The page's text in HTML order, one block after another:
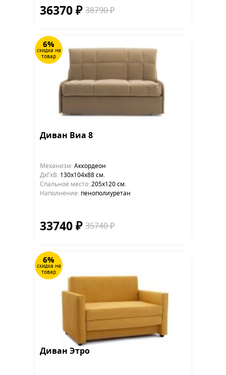
36370 ₽ 38790 ₽
6%
скидка на
товар
Диван Виа 8
Механизм: Аккордеон
ДхГхВ: 130х104x88 см.
Cпальное место: 205х120 см.
Наполнение: пенополиуретан
33740 ₽ 35740 ₽
6%
скидка на
товар
Диван Этро